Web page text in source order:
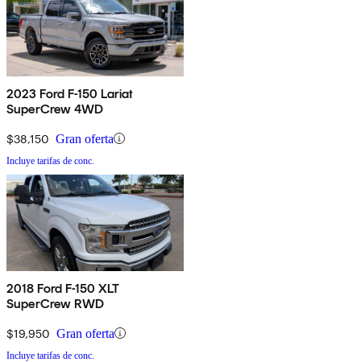
2023 Ford F-150 Lariat
SuperCrew 4WD
$38,150 Gran oferta
Incluye tarifas de conc.
2018 Ford F-150 XLT
SuperCrew RWD
$19,950 Gran oferta
Incluye tarifas de conc.